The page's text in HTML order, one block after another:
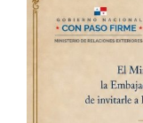
Larger
Image